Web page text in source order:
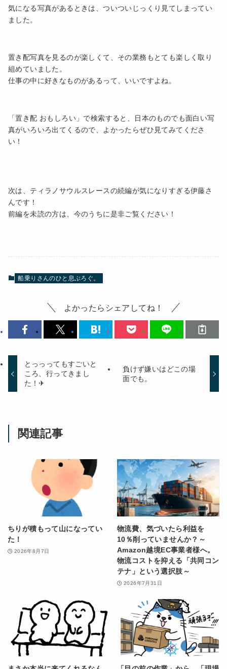
気になる写真があるときは、ついついじっくり見てしまってい
ました。
置き配写真を見るのが楽しくて、その業務もとても楽しく取り
組めていました。
仕事の中に好きなものがあるって、いいですよね。
「置き配 おもしろい」で検索すると、日本のものでも面白い写
真がいろいろ出てくるので、よかったらぜひ見てみてくださ
い！
次は、ティラノサウルスレースの続編が気になりすぎる伊藤さ
んです！
前編を未読の方は、今のうちに是非ご覧ください！
船乗りさんのひと息ぶろぐ。
よかったらシェアしてね！
とっっってもすごいと
ころ、行ってきまし
た！✈
負けず嫌いはどこの場
面でも。
関連記事
ちりが積もって山になってい
た！
2026年8月7日
物流費、気づいたら利益を
10％削っていませんか？～
Amazon越境EC事業者様へ。
物流コストを抑える「共同コン
テナ」という選択肢～
2026年7月31日